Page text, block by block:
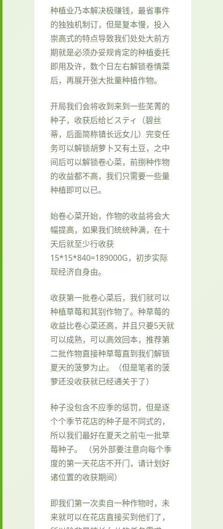
种植业乃本解决极赚钱，最省事件
的独独机制订，但是复本慢，投入
崇高式的特点导致我们处处大前方
期就是必须办妥规肯定的种植委托
即用及许，数个日左右解锁卷情菜
后，再展开张大批量种植作物。
开局我们会将收到来到一些芜菁的
种子，收获后给ビスティ（碧丝
蒂，后面简称镇长远女儿）完变任
务可以解锁胡萝卜又有土豆，之中
间后可以解锁卷心菜，前捌种作物
的收益都不高，我们只需要一些量
种植即可以已。
始卷心菜开始，作物的收益将会大
幅提高，如果我们统统种满，在十
天后就至少行收获
15*15*840=189000G，初步实际
现经济自身由。
收获第一批卷心菜后，我们就可以
种植草莓和其别作物了。种草莓的
收益比卷心菜还高，并且只要5天就
可以成熟，可以高效回本，推荐第
二批作物直接种草莓直到我们解锁
夏天的菠萝为止。（但是笔者的菠
萝还没收获就已经通关于了）
种子没包含不应季的惩罚，但是逐
个个季节花店的种子是不同式的，
所以我们最好在夏天之前屯一批草
莓种子。 （另外部要注意向每个季
度的第一天花店不开门，请计划好
诸位置的收获期间）
即我们第一次卖自一种作物时，未
来就可以在花店直接买到他们了，